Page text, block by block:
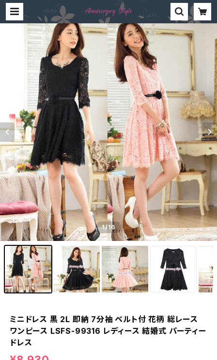
1/16
ミニドレス 黒 2L 即納 7分袖 ベルト付 花柄 総レース
ワンピース LSFS-99316 レディース 結婚式 パーティー
ドレス